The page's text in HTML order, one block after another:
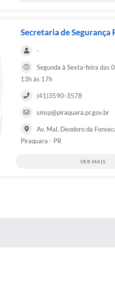
Secretaria de Segurança
-
Segunda à Sexta-feira das
13h às 17h
(41)3590-3578
smsp@piraquara.pr.gov.br
Av. Mal. Deodoro da
Piraquara - PR
VER MAIS